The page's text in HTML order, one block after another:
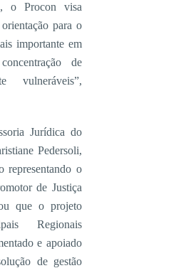
o Procon visa
para o
importante em
de
vulneráveis”,
Jurídica do
Pedersoli,
representando o
de Justiça
que o projeto
Regionais
e apoiado
de gestão